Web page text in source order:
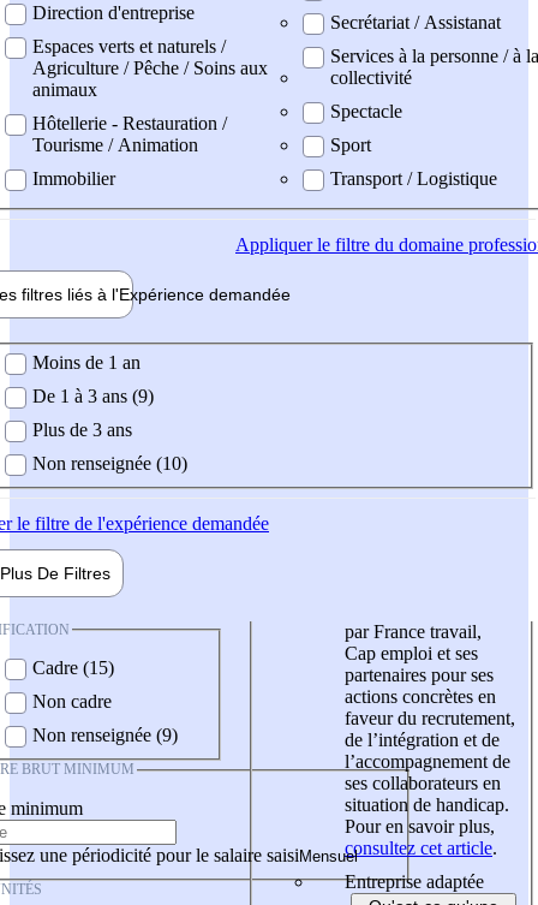
Direction d'entreprise
Espaces verts et naturels /
Agriculture / Pêche / Soins aux
animaux
Hôtellerie - Restauration /
Tourisme / Animation
Immobilier
Secrétariat / Assistanat
Services à la personne / à la
collectivité
Spectacle
Sport
Transport / Logistique
Appliquerle filtre du domaine
filtres liés à l'Expérience demandée
demandée
Moins de 1 an
De 1 à 3 ans (9)
Plus de 3 ans
Non renseignée (10)
le filtre de l'expérience demandée
Plus De Filtres
Cadre (15)
Non cadre
Non renseignée (9)
BRUT MINIMUM
minimum
une périodicité pour le salaire saisi
par France travail,
Cap emploi et ses
partenaires pour ses
actions concrètes en
faveur du recrutement,
de l’intégration et de
l’accompagnement de
ses collaborateurs en
situation de handicap.
Pour en savoir plus,
consultez cet article.
Entreprise adaptée